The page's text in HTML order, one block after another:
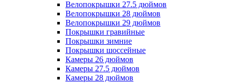
Велопокрышки 27.5 дюймов
Велопокрышки 28 дюймов
Велопокрышки 29 дюймов
Покрышки гравийные
Покрышки зимние
Покрышки шоссейные
Камеры 26 дюймов
Камеры 27.5 дюймов
Камеры 28 дюймов